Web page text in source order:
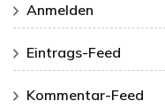
Anmelden
Eintrags-Feed
Kommentar-Feed